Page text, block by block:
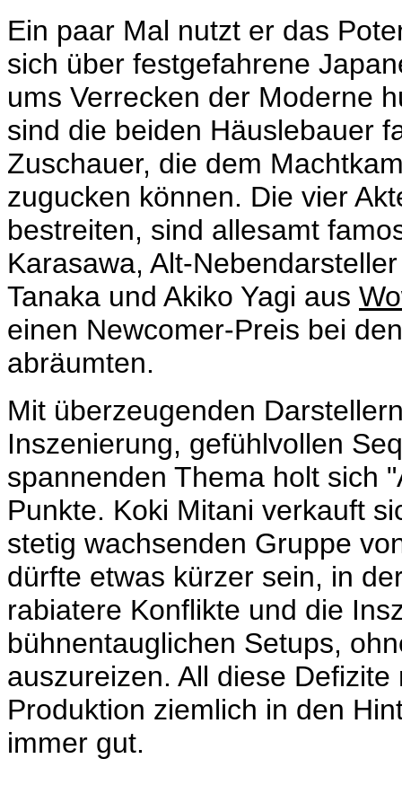
Ein paar Mal nutzt er das
sich über festgefahrene
ums Verrecken der Moderne
sind die beiden Häuslebauer
Zuschauer, die dem
zugucken können. Die vier
bestreiten, sind allesamt
Karasawa, Alt-
Tanaka und Akiko Yagi aus
einen Newcomer-Preis bei
abräumten.
Mit überzeugenden
Inszenierung, gefühlvollen
spannenden Thema holt sich
Punkte. Koki Mitani verkauft
stetig wachsenden Gruppe
dürfte etwas kürzer sein, in
rabiatere Konflikte und die
bühnentauglichen Setups,
auszureizen. All diese
Produktion ziemlich in den
immer gut.